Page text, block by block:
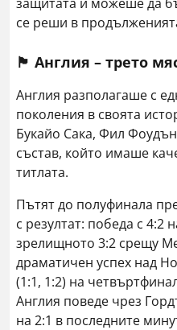
се реши в
🏴󠁧󠁢󠁥󠁮󠁧󠁿 Англия – трето
Англия разполагаше с
поколения в своята
Букайо Сака, Фил
състав, който имаше
титлата.
Пътят до полуфинала
с резултат: победа с 4:2
зрелищното 3:2 срещу
драматичен успех над
(1:1, 1:2) на
Англия поведе чрез
на 2:1 в последните